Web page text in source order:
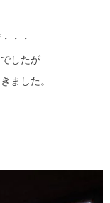
・・
したが
ました。